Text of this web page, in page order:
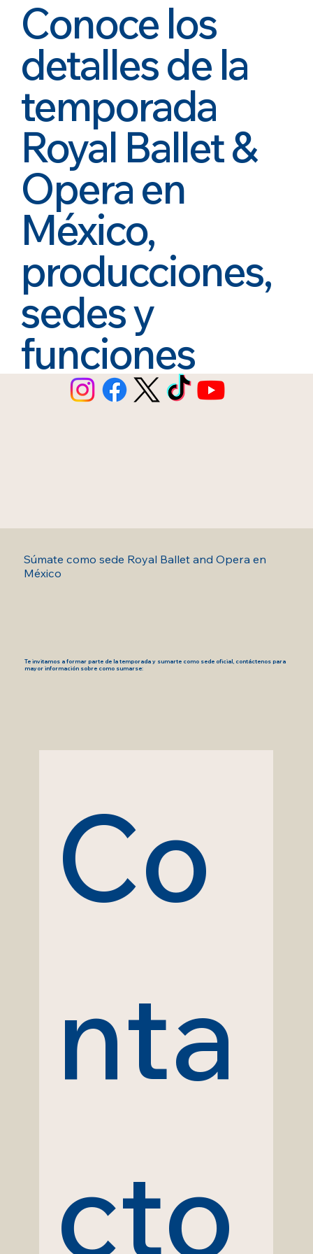
Conoce los
detalles de la
temporada
Royal Ballet &
Opera en
México,
producciones,
sedes y
funciones
Súmate como sede Royal Ballet and Opera en
México
Te invitamos a formar parte de la temporada y sumarte como sede oficial, contáctenos para
mayor información sobre como sumarse:
Co
nta
cto